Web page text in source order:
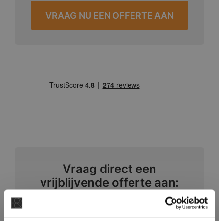
VRAAG NU EEN OFFERTE AAN
Vraag direct een
vrijblijvende offerte aan:
Een offerte aanvragen bij van den